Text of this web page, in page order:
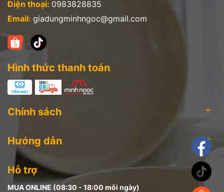
Điện thoại: 0983828835
Email: giadungminhngoc@gmail.com
Hình thức thanh toán
Chính sách
Hướng dẫn
Hỗ trợ
MUA ONLINE (08:30 - 18:00 mỗi ngày)